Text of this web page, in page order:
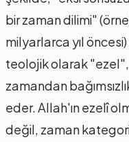
bir zaman dilimi"
milyarlarca yıl
teolojik olarak "ezel",
zamandan
eder. Allah'ın ezelî
değil, zaman